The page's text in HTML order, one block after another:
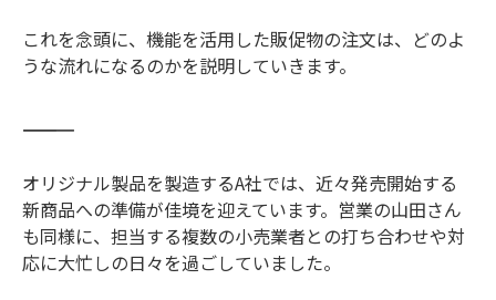
これを念頭に、機能を活用した販促物の注文は、どのよ
うな流れになるのかを説明していきます。
――――――――――――――
オリジナル製品を製造するA社では、近々発売開始する
新商品への準備が佳境を迎えています。営業の山田さん
も同様に、担当する複数の小売業者との打ち合わせや対
応に大忙しの日々を過ごしていました。